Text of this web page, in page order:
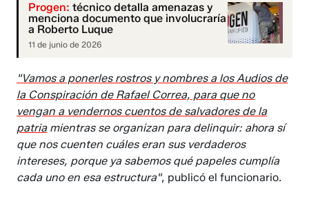
Progen: técnico detalla amenazas y
menciona documento que involucraría
a Roberto Luque
11 de junio de 2026
"Vamos a ponerles rostros y nombres a los Audios de
la Conspiración de Rafael Correa, para que no
vengan a vendernos cuentos de salvadores de la
patriamientras se organizan para delinquir: ahora sí
que nos cuenten cuáles eran sus verdaderos
intereses, porque ya sabemos qué papeles cumplía
cada uno en esa estructura", publicó el funcionario.